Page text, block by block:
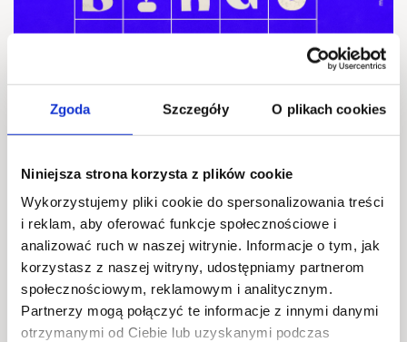
Zgoda Szczegóły O plikach cookies
Niniejsza strona korzysta z plików cookie
Wykorzystujemy pliki cookie do spersonalizowania treści
i reklam, aby oferować funkcje społecznościowe i
analizować ruch w naszej witrynie. Informacje o tym, jak
korzystasz z naszej witryny, udostępniamy partnerom
społecznościowym, reklamowym i analitycznym.
Partnerzy mogą połączyć te informacje z innymi danymi
otrzymanymi od Ciebie lub uzyskanymi podczas
Bingo
2026-08-20 @ 18:00
Scena Główna
Gry i zabawy
21
SIE